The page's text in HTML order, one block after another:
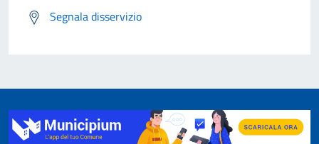
Segnala disservizio